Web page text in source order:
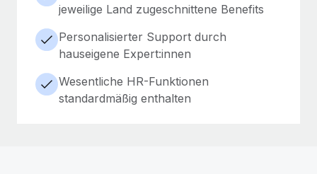
jeweilige Land zugeschnittene Benefits
Personalisierter Support durch
hauseigene Expert:innen
Wesentliche HR-Funktionen
standardmäßig enthalten